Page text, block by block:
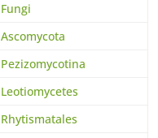
Fungi
Ascomycota
Pezizomycotina
Leotiomycetes
Rhytismatales